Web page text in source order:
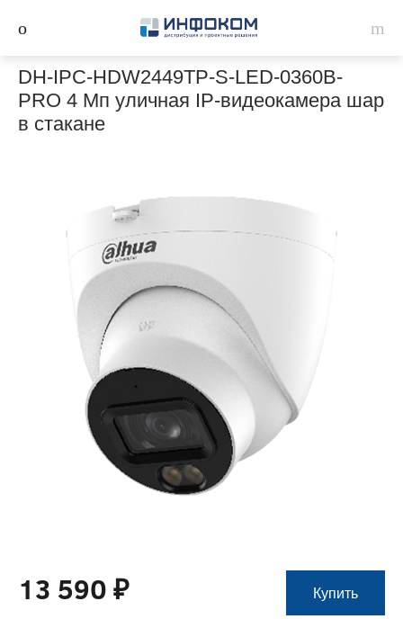
DH-IPC-HDW2449TP-S-LED-0360B-
PRO 4 Мп уличная IP-видеокамера шар
в стакане
13 590 ₽ Купить